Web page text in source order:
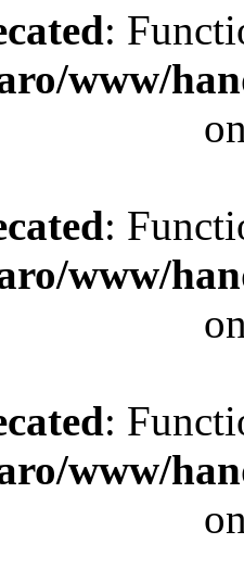
:
www/
:
www/
:
www/